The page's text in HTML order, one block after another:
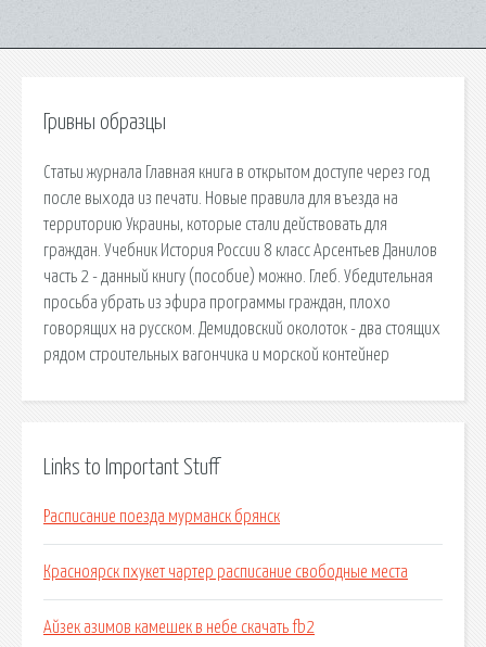
Гривны образцы
Статьи журнала Главная книга в открытом доступе через год
после выхода из печати. Новые правила для въезда на
территорию Украины, которые стали действовать для
граждан. Учебник История России 8 класс Арсентьев Данилов
часть 2 - данный книгу (пособие) можно. Глеб. Убедительная
просьба убрать из эфира программы граждан, плохо
говорящих на русском. Демидовский околоток - два стоящих
рядом строительных вагончика и морской контейнер
Links to Important Stuff
Расписание поезда мурманск брянск
Красноярск пхукет чартер расписание свободные места
Айзек азимов камешек в небе скачать fb2